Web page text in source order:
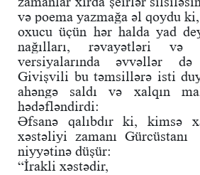
və poema yazmağa əl qoydu
oxucu üçün hər halda yad
nağılları, rəvayətləri və
versiyalarında əvvəllər
Givişvili bu təmsillərə isti
ahəngə saldı və xalqın
hədəfləndirdi:
Əfsanə qalıbdır ki, kimsə
xəstəliyi zamanı
niyyətinə düşür:
“İrakli xəstədir,